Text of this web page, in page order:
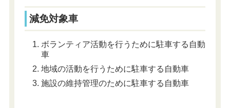
減免対象車
ボランティア活動を行うために駐車する自動
車
地域の活動を行うために駐車する自動車
施設の維持管理のために駐車する自動車